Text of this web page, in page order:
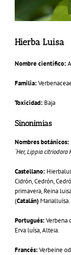
Hierba Luisa
Nombre científico:
Familia:
Toxicidad: Baja
Sinonimias
Nombres botánicos:
´Her, Lippia
Castellano:
Cidrón, Cedrón,
primavera, Reina
(Catalán)
Portugués:Verbena
Erva luísa, Alteia.
Francés:Verbeine